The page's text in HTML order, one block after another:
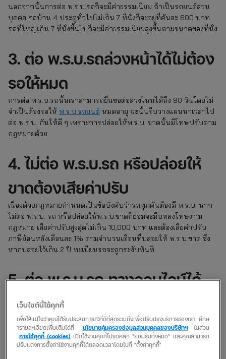
นอกจากนั้นการต่อ พ.ร.บ.รถก็จะมีค่าธรรมเนียม ถ้าเป็นรถยนต์ส่วน
บุคคล รถบ้าน 4 ประตูทั่วไปไม่เกิน 7 ที่นั่งก็จะอยู่ที่คันละ 600 บาท
รถที่ใหญ่เกิน 7 ที่นั่งขึ้นไปก็จะมีค่าธรรมเนียมสูงขึ้นตามขนาดของที่นั่ง
3. ต่อ พ.ร.บ.รถล่วงหน้าได้ไม่ต้อง
รอให้หมด
การต่อ พ.ร.บ.รถนั้นเราสามารถยื่นขอต่อล่วงไหนได้ถึง 90 วันโดยไม่
จำเป็นต้องรอให้ พ.ร.บ.รถยนต์ หมดอายุ ฉะนั้นรีบวางแผนหาเวลาไป
ต่อ พ.ร.บ. กันให้ดี ๆ เพราะการปล่อยให้พ.ร.บ. ขาดนั้นมีโทษปรับตาม
กฎหมายด้วย
4. ไม่ต่อ พ.ร.บ.รถ หรือปล่อยให้
ขาดต้องเสียค่าปรับ
เนื่องด้วยกฎหมายกำหนดเป็นข้อบังคับว่ารถทุกคันต้องมี พ.ร.บ. หาก
ไม่ต่อ พ.ร.บ. รถ หรือปล่อยให้พ.ร.บ.ขาดก็ย่อมจะมีบทลงโทษตาม
กฎหมาย เสียค่าปรับสูงสุดไม่เกิน 10,000 บาท และต้องเสียค่าปรับ
ภาษีย้อนหลังเดือนละ 1% ตามจำนวนเดือนที่ปล่อยให้ พ.ร.บ.ขาด ซึ่ง
หากปล่อยไว้เกิน 2 ปี ทะเบียนรถจะถูกระงับทันที
5. ต่อ พ.ร.บ.รถ ทางออนไลน์ได้
สามารถต่อพ.ร.บ.รถผ่านทางออนไลน์ได้ง่าย ๆ ทั้งที่เว็บไซต์ของกรม
ขนส่งทางบก เว็บไซต์ของบริษัทประกันรถยนต์ หรือที่เว็บไซต์ของ
โบรกเกอร์ตัวแทนประกันได้เลยซึ่งก็มีหลากหลายเจ้าให้บริการ
เว็บไซต์นี้ใช้คุกกี้
เพื่อให้แน่ใจว่าคุณได้รับประสบการณ์ที่ดีที่สุดรวมถึงเพื่อปรับปรุงบริการของเรา ศึกษ
ารายละเอียดเพิ่มเติมได้ที่
นโยบายคุ้มครองข้อมูลส่วนบุคคลของบริษัทฯในส่วน
การใช้คุกกี้ (cookies) เปิดใช้งานคุกกี้โปรดคลิก "ยอมรับทั้งหมด" และคุณสามารถ
ปรับแต่งการตั้งค่าใช้งานคุกกี้ได้ตลอดเวลาโดยไปที่ "ตั้งค่าคุกกี้"